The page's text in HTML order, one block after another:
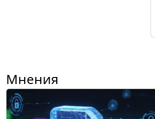
Мнения